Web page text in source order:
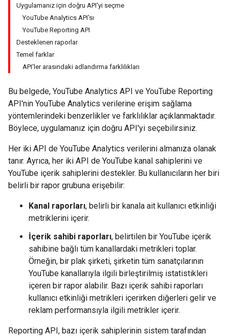
Uygulamanız için doğru API'yi seçme
YouTube Analytics API'sı
YouTube Reporting API
Desteklenen raporlar
Temel farklar
API'ler arasındaki adlandırma farklılıkları
Bu belgede, YouTube Analytics API ve YouTube Reporting
API'nin YouTube Analytics verilerine erişim sağlama
yöntemlerindeki benzerlikler ve farklılıklar açıklanmaktadır.
Böylece, uygulamanız için doğru API'yi seçebilirsiniz.
Her iki API de YouTube Analytics verilerini almanıza olanak
tanır. Ayrıca, her iki API de YouTube kanal sahiplerini ve
YouTube içerik sahiplerini destekler. Bu kullanıcıların her biri
belirli bir rapor grubuna erişebilir:
Kanal raporları, belirli bir kanala ait kullanıcı etkinliği
metriklerini içerir.
İçerik sahibi raporları, belirtilen bir YouTube içerik
sahibine bağlı tüm kanallardaki metrikleri toplar.
Örneğin, bir plak şirketi, şirketin tüm sanatçılarının
YouTube kanallarıyla ilgili birleştirilmiş istatistikleri
içeren bir rapor alabilir. Bazı içerik sahibi raporları
kullanıcı etkinliği metrikleri içerirken diğerleri gelir ve
reklam performansıyla ilgili metrikler içerir.
Reporting API, bazı içerik sahiplerinin sistem tarafından